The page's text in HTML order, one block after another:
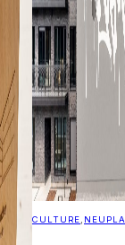
CULTURE